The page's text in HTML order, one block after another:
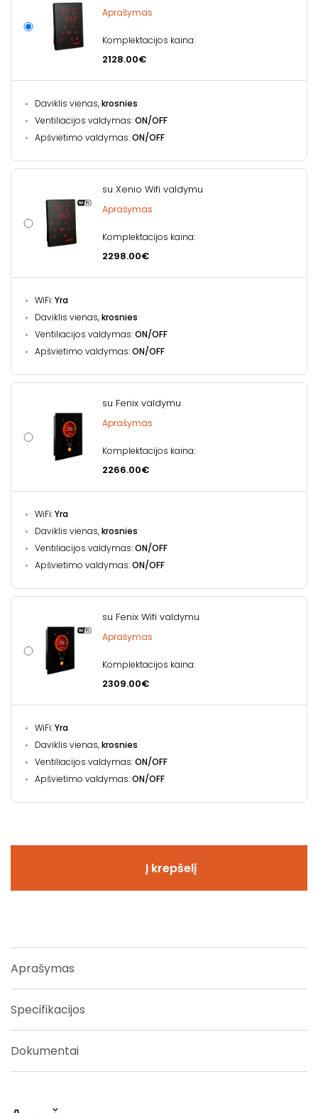
Aprašymas
Komplektacijos kaina:
2128.00€
Daviklis vienas,krosnies
Ventiliacijos valdymas:ON/OFF
Apšvietimo valdymas:ON/OFF
su Xenio Wifi valdymu
Aprašymas
Komplektacijos kaina:
2298.00€
WiFi:Yra
Daviklis vienas,krosnies
Ventiliacijos valdymas:ON/OFF
Apšvietimo valdymas:ON/OFF
su Fenix valdymu
Aprašymas
Komplektacijos kaina:
2266.00€
WiFi:Yra
Daviklis vienas,krosnies
Ventiliacijos valdymas:ON/OFF
Apšvietimo valdymas:ON/OFF
su Fenix Wifi valdymu
Aprašymas
Komplektacijos kaina:
2309.00€
WiFi:Yra
Daviklis vienas,krosnies
Ventiliacijos valdymas:ON/OFF
Apšvietimo valdymas:ON/OFF
Į krepšelį
Aprašymas
Specifikacijos
Dokumentai